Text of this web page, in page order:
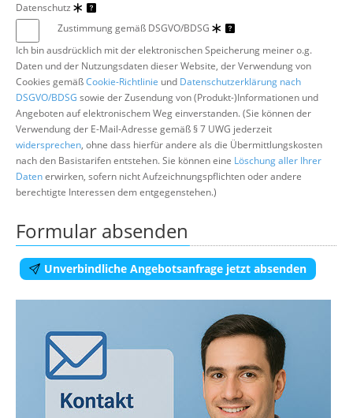
Datenschutz
Zustimmung gemäß DSGVO/BDSG
Ich bin ausdrücklich mit der elektronischen Speicherung meiner o.g.
Daten und der Nutzungsdaten dieser Website, der Verwendung von
Cookies gemäßCookie-Richtlinie und Datenschutzerklärung nach
DSGVO/BDSG sowie der Zusendung von (Produkt-)Informationen und
Angeboten auf elektronischem Weg einverstanden. (Sie können der
Verwendung der E-Mail-Adresse gemäß § 7 UWG jederzeit
widersprechen, ohne dass hierfür andere als die Übermittlungskosten
nach den Basistarifen entstehen. Sie können eine Löschung aller Ihrer
Datenerwirken, sofern nicht Aufzeichnungspflichten oder andere
berechtigte Interessen dem entgegenstehen.)
Formular absenden
Unverbindliche Angebotsanfrage jetzt absenden